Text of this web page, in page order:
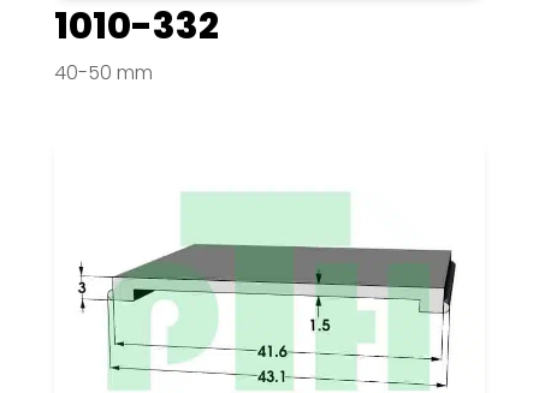
1010-332
40-50 mm